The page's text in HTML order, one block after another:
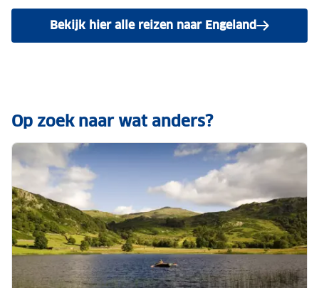
Bekijk hier alle reizen naar Engeland
Op zoek naar wat anders?